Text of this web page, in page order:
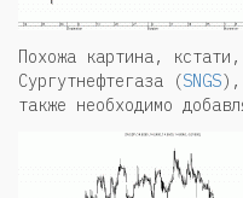
Похожа картина,
Сургутнефтегаза (SNGS),
также необходимо